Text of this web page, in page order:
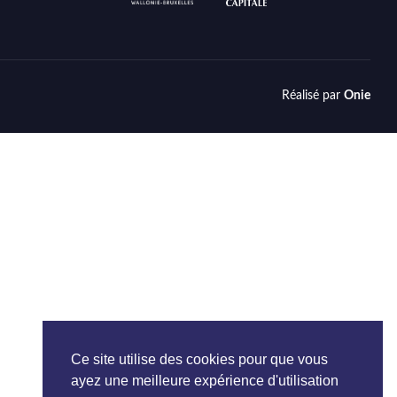
Réalisé par Onie
Ce site utilise des cookies pour que vous
ayez une meilleure expérience d'utilisation